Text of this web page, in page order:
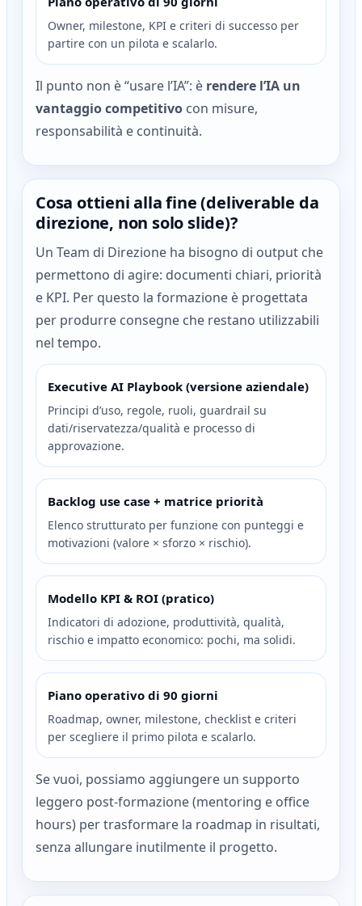
Owner, milestone, KPI e criteri di successo per
partire con un pilota e scalarlo.
Il punto non è “usare l’IA”: è rendere l’IA un
vantaggio competitivo con misure,
responsabilità e continuità.
Cosa ottieni alla fine (deliverable da
direzione, non solo slide)?
Un Team di Direzione ha bisogno di output che
permettono di agire: documenti chiari, priorità
e KPI. Per questo la formazione è progettata
per produrre consegne che restano utilizzabili
nel tempo.
Executive AI Playbook (versione aziendale)
Principi d’uso, regole, ruoli, guardrail su
dati/riservatezza/qualità e processo di
approvazione.
Backlog use case + matrice priorità
Elenco strutturato per funzione con punteggi e
motivazioni (valore × sforzo × rischio).
Modello KPI & ROI (pratico)
Indicatori di adozione, produttività, qualità,
rischio e impatto economico: pochi, ma solidi.
Piano operativo di 90 giorni
Roadmap, owner, milestone, checklist e criteri
per scegliere il primo pilota e scalarlo.
Se vuoi, possiamo aggiungere un supporto
leggero post-formazione (mentoring e office
hours) per trasformare la roadmap in risultati,
senza allungare inutilmente il progetto.